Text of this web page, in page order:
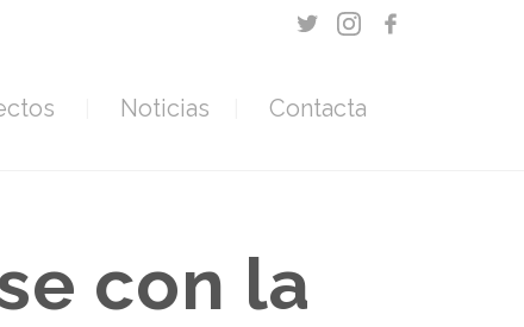
Noticias Contacta
con la